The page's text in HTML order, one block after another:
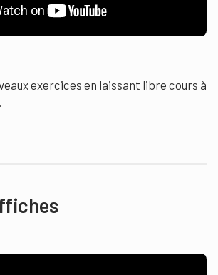
exercices en laissant libre cours à